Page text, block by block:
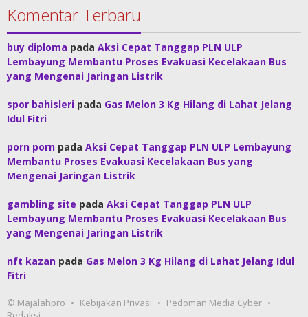
Komentar Terbaru
buy diploma pada Aksi Cepat Tanggap PLN ULP
Lembayung Membantu Proses Evakuasi Kecelakaan Bus
yang Mengenai Jaringan Listrik
spor bahisleri pada Gas Melon 3 Kg Hilang di Lahat Jelang
Idul Fitri
porn porn pada Aksi Cepat Tanggap PLN ULP Lembayung
Membantu Proses Evakuasi Kecelakaan Bus yang
Mengenai Jaringan Listrik
gambling site pada Aksi Cepat Tanggap PLN ULP
Lembayung Membantu Proses Evakuasi Kecelakaan Bus
yang Mengenai Jaringan Listrik
nft kazan pada Gas Melon 3 Kg Hilang di Lahat Jelang Idul
Fitri
© Majalahpro Kebijakan Privasi
Pedoman Media Cyber